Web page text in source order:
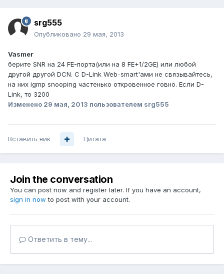
srg555
Опубликовано 29 мая, 2013
Vasmer
берите SNR на 24 FE-порта(или на 8 FE+1/2GE) или любой
другой другой DCN. С D-Link Web-smart'ами не связывайтесь,
на них igmp snooping частенько откровенное говно. Если D-
Link, то 3200
Изменено 29 мая, 2013 пользователем srg555
Вставить ник Цитата
Join the conversation
You can post now and register later. If you have an account,
sign in now to post with your account.
Ответить в тему...